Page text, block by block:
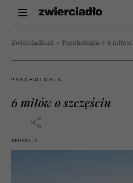
Zwierciadlo.pl > Psychologia > 6 mitów
PSYCHOLOGIA
6 mitów o szczęściu
REDAKCJA